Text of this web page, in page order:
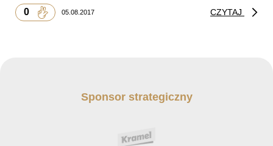
0 05.08.2017 CZYTAJ
Sponsor strategiczny